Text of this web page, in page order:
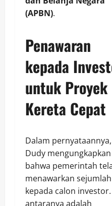
(APBN).
Penawaran
kepada
untuk Proyek
Kereta Cepat
Dalam pernyataannya,
Dudy mengungkapkan
bahwa pemerintah
menawarkan
kepada calon
antaranya adalah